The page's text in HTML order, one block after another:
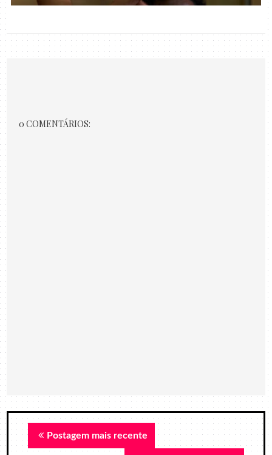
0 COMENTÁRIOS:
Postagem mais recente